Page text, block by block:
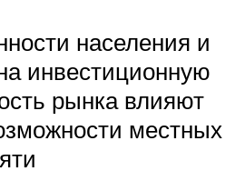
населения и
инвестиционную
рынка влияют
местных